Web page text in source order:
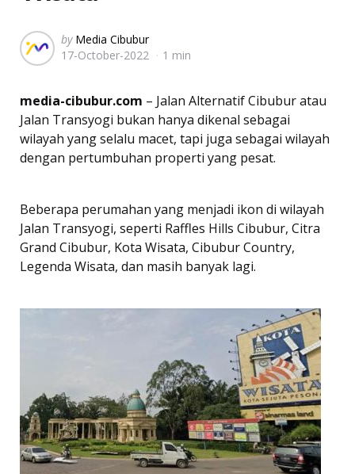
Posted
by
by Media Cibubur
17-October-2022
1 min
media-cibubur.com – Jalan Alternatif Cibubur atau
Jalan Transyogi bukan hanya dikenal sebagai
wilayah yang selalu macet, tapi juga sebagai wilayah
dengan pertumbuhan properti yang pesat.
Beberapa perumahan yang menjadi ikon di wilayah
Jalan Transyogi, seperti Raffles Hills Cibubur, Citra
Grand Cibubur, Kota Wisata, Cibubur Country,
Legenda Wisata, dan masih banyak lagi.